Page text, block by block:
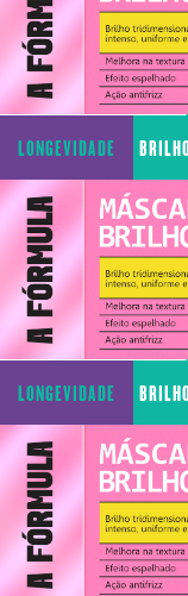
CAPILAR
CAPILAR